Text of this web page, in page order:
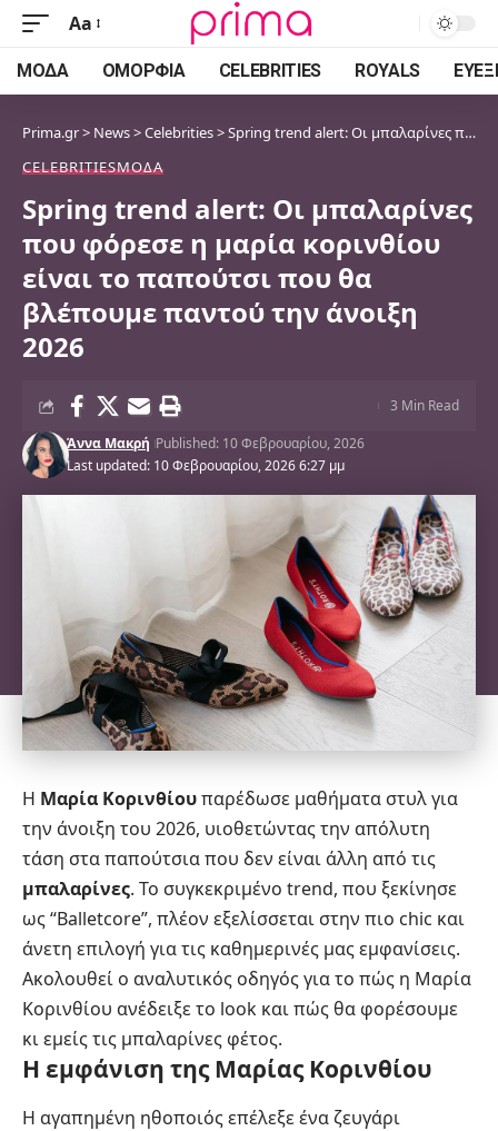
Font
Resizer
Aa
ΜΌΔΑ ΟΜΟΡΦΙΆ CELEBRITIES ROYALS
Prima.gr> News>Celebrities>Spring trend alert: Οι μπαλαρίνες που φόρεσε η μαρία κορινθίου είναι το παπούτσι που θα βλέπουμε παντού την άνοιξη 2026
CELEBRITIESΜΌΔΑ
Spring trend alert: Οι μπαλαρίνες
που φόρεσε η μαρία κορινθίου
είναι το παπούτσι που θα
βλέπουμε παντού την άνοιξη
2026
Last updated: 10 Φεβρουαρίου, 2026 6:27 μμ
Άννα Μακρή Published: 10 Φεβρουαρίου, 2026
3 Min Read
Η Μαρία Κορινθίουπαρέδωσε μαθήματα στυλ για
την άνοιξη του 2026, υιοθετώντας την απόλυτη
τάση στα παπούτσια που δεν είναι άλλη από τις
μπαλαρίνες. Το συγκεκριμένο trend, που ξεκίνησε
ως “Balletcore”, πλέον εξελίσσεται στην πιο chic και
άνετη επιλογή για τις καθημερινές μας εμφανίσεις.
Ακολουθεί ο αναλυτικός οδηγός για το πώς η Μαρία
Κορινθίου ανέδειξε το look και πώς θα φορέσουμε
κι εμείς τις μπαλαρίνες φέτος.
Η εμφάνιση της Μαρίας Κορινθίου
Η αγαπημένη ηθοποιός επέλεξε ένα ζευγάρι